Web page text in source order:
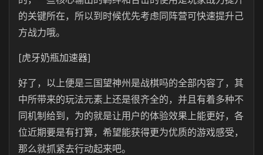
的关键所在，所以到时候优先考虑同阵营可快速提升己
方战力哦。
[虎牙奶瓶加速器]
好了，以上便是三国望神州是战棋吗的全部内容了，其
中所带来的玩法元素上还是很齐全的，并且有着多种不
同机制给到，为的就是让用户的体验效果上能更好，各
位近期要是有打算，希望能获得更为优质的游戏感受，
那么就抓紧去行动起来吧。